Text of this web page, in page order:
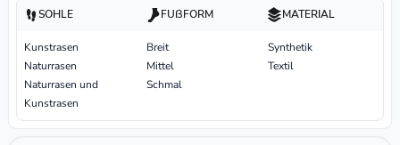
SOHLE
Kunstrasen
Naturrasen
Naturrasen und
Kunstrasen
FUßFORM
Breit
Mittel
Schmal
MATERIAL
Synthetik
Textil